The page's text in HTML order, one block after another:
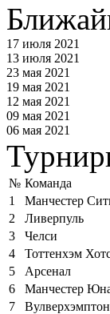
17 июля 2021
13 июля 2021
23 мая 2021
19 мая 2021
12 мая 2021
09 мая 2021
06 мая 2021
№ Команда
1
Манчестер
2
Ливерпуль
3
Челси
4
Тоттенхэм
5
Арсенал
6
Манчестер
7
Вулверхэмптон